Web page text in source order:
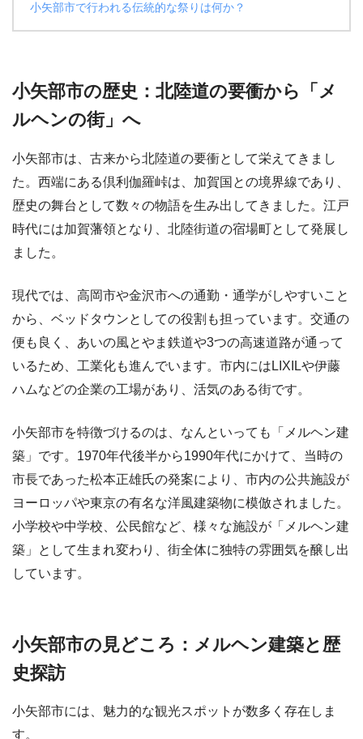
小矢部市で行われる伝統的な祭りは何か？
小矢部市の歴史：北陸道の要衝から「メ
ルヘンの街」へ
小矢部市は、古来から北陸道の要衝として栄えてきまし
た。西端にある倶利伽羅峠は、加賀国との境界線であり、
歴史の舞台として数々の物語を生み出してきました。江戸
時代には加賀藩領となり、北陸街道の宿場町として発展し
ました。
現代では、高岡市や金沢市への通勤・通学がしやすいこと
から、ベッドタウンとしての役割も担っています。交通の
便も良く、あいの風とやま鉄道や3つの高速道路が通って
いるため、工業化も進んでいます。市内にはLIXILや伊藤
ハムなどの企業の工場があり、活気のある街です。
小矢部市を特徴づけるのは、なんといっても「メルヘン建
築」です。1970年代後半から1990年代にかけて、当時の
市長であった松本正雄氏の発案により、市内の公共施設が
ヨーロッパや東京の有名な洋風建築物に模倣されました。
小学校や中学校、公民館など、様々な施設が「メルヘン建
築」として生まれ変わり、街全体に独特の雰囲気を醸し出
しています。
小矢部市の見どころ：メルヘン建築と歴
史探訪
小矢部市には、魅力的な観光スポットが数多く存在しま
す。